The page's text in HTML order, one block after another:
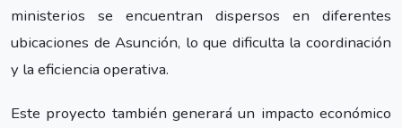
ministerios se encuentran dispersos en diferentes
ubicaciones de Asunción, lo que dificulta la coordinación
y la eficiencia operativa.
Este proyecto también generará un impacto económico